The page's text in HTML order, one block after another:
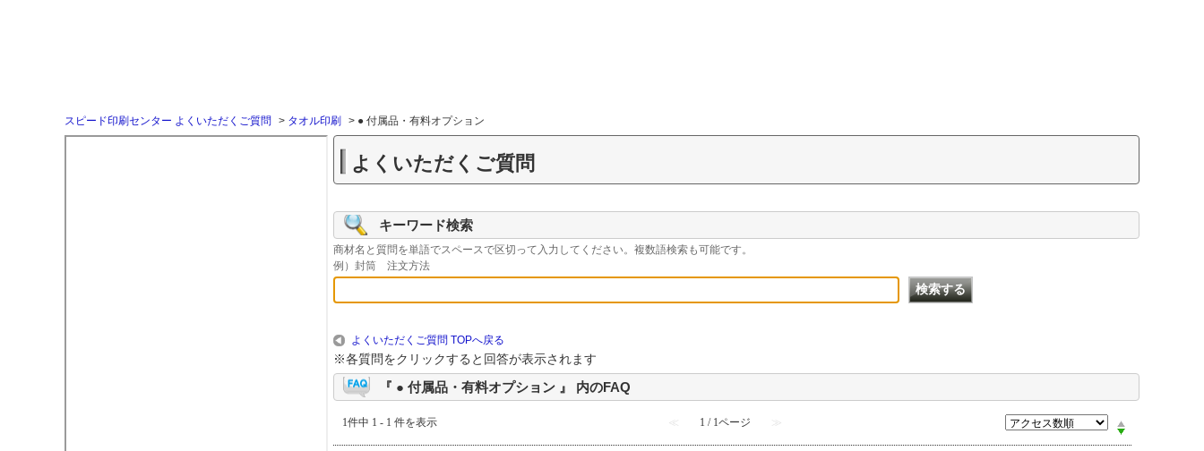
スピード印刷センター よくいただくご質問 > タオル印刷 > ● 付属品・有料オプション
よくいただくご質問
キーワード検索
商材名と質問を単語でスペースで区切って入力してください。複数語検索も可能です。
例）封筒 注文方法
よくいただくご質問 TOPへ戻る
※各質問をクリックすると回答が表示されます
『 ● 付属品・有料オプション 』 内のFAQ
1件中 1 - 1 件を表示 ≪ 1 / 1ページ ≫